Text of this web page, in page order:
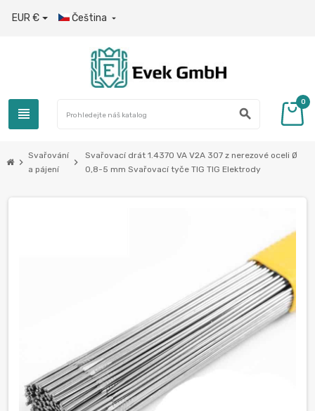
EUR € Čeština 
view_headline search
0
chevron_right
Svařování
a pájení
chevron_right
Svařovací drát 1.4370 VA V2A 307 z nerezové oceli Ø
0,8-5 mm Svařovací tyče TIG TIG Elektrody